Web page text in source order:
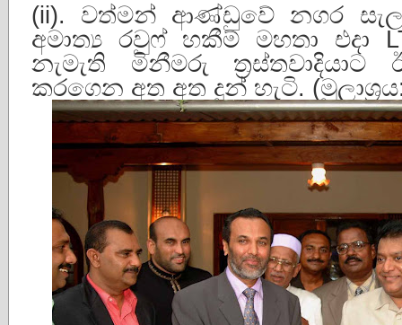
(ii). වත්මන් ආණ්ඩුවේ නගර
අමාත්‍ය රවුෆ් හකීම් මහතා එදා
නැමැති මිනීමරු
කරගෙන අත අත දුන් හැටි.